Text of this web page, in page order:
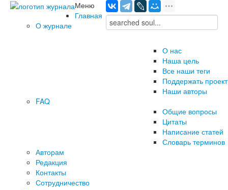
Меню
Главная
О журнале
О нас
Наша цель
Все наши теги
Поддержать проект
Наши авторы
FAQ
Общие вопросы
Цитаты
Написание статей
Словарь терминов
Авторам
Редакция
­Контакты
Сотрудничество